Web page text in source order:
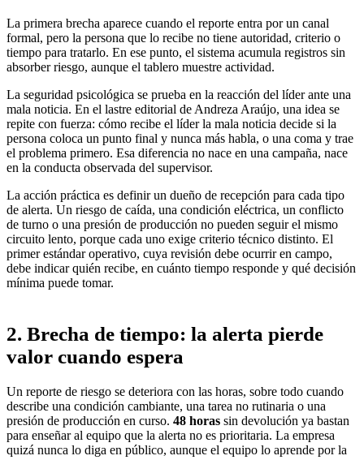
La primera brecha aparece cuando el reporte entra por un canal
formal, pero la persona que lo recibe no tiene autoridad, criterio o
tiempo para tratarlo. En ese punto, el sistema acumula registros sin
absorber riesgo, aunque el tablero muestre actividad.
La seguridad psicológica se prueba en la reacción del líder ante una
mala noticia. En el lastre editorial de Andreza Araújo, una idea se
repite con fuerza: cómo recibe el líder la mala noticia decide si la
persona coloca un punto final y nunca más habla, o una coma y trae
el problema primero. Esa diferencia no nace en una campaña, nace
en la conducta observada del supervisor.
La acción práctica es definir un dueño de recepción para cada tipo
de alerta. Un riesgo de caída, una condición eléctrica, un conflicto
de turno o una presión de producción no pueden seguir el mismo
circuito lento, porque cada uno exige criterio técnico distinto. El
primer estándar operativo, cuya revisión debe ocurrir en campo,
debe indicar quién recibe, en cuánto tiempo responde y qué decisión
mínima puede tomar.
2. Brecha de tiempo: la alerta pierde
valor cuando espera
Un reporte de riesgo se deteriora con las horas, sobre todo cuando
describe una condición cambiante, una tarea no rutinaria o una
presión de producción en curso. 48 horas sin devolución ya bastan
para enseñar al equipo que la alerta no es prioritaria. La empresa
quizá nunca lo diga en público, aunque el equipo lo aprende por la